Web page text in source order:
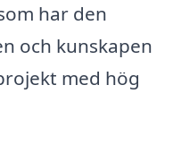
har den
och kunskapen
med hög